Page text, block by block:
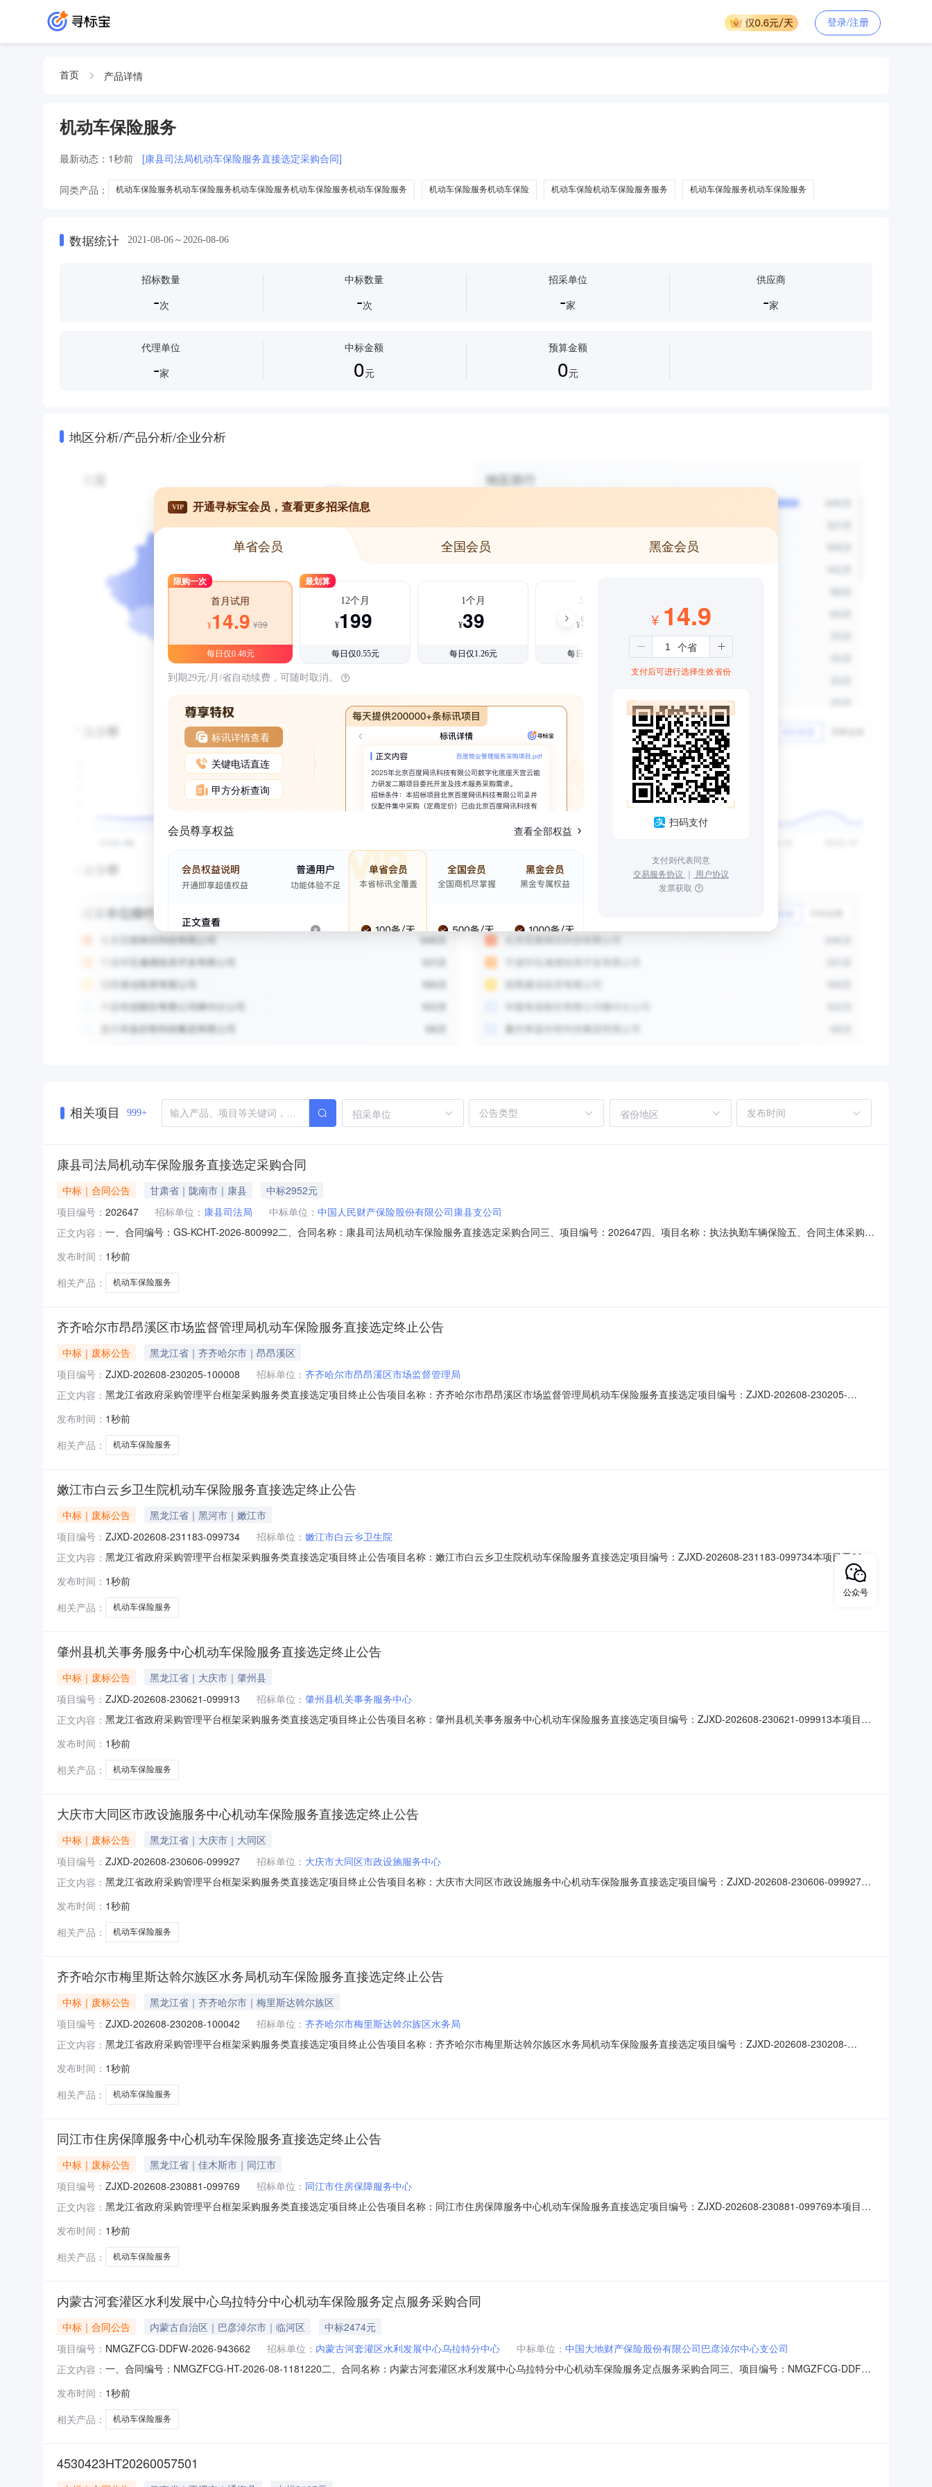
登录/注册
首页 产品详情
机动车保险服务
最新动态： 1秒前 [康县司法局机动车保险服务直接选定采购合同]
同类产品： 机动车保险服务机动车保险服务机动车保险服务机动车保险服务机动车保险服务 机动车保险服务机动车保险 机动车保险机动车保险服务服务 机动车保险服务机动车保险服务
数据统计 2021-08-06～2026-08-06
招标数量
-次
中标数量
-次
招采单位
-家
供应商
-家
代理单位
-家
中标金额
0元
预算金额
0元
地区分析/产品分析/企业分析
VIP 开通寻标宝会员，查看更多招采信息
单省会员 全国会员 黑金会员
限购一次
首月试用
¥14.9 ¥39
每日仅0.48元
最划算
12个月
¥199
每日仅0.55元
1个月
¥39
每日仅1.26元
3个月
¥99
每日仅1.08元
到期29元/月/省自动续费，可随时取消。
标讯详情查看
关键电话直连
甲方分析查询
会员尊享权益 查看全部权益
¥ 14.9
支付后可进行选择生效省份
扫码支付
支付则代表同意
交易服务协议 ｜ 用户协议
发票获取
相关项目 999+ 招采单位 省份地区
康县司法局机动车保险服务直接选定采购合同
中标｜合同公告 甘肃省｜陇南市｜康县
中标2952元
项目编号： 202647 招标单位： 康县司法局 中标单位： 中国人民财产保险股份有限公司康县支公司
正文内容： 一、合同编号：GS-KCHT-2026-800992二、合同名称：康县司法局机动车保险服务直接选定采购合同三、项目编号：202647四、项目名称：执法执勤车辆保险五、合同主体采购人
式：18909398998六、合同主要信息主要标的名称：执法执勤车辆规格型号（或服务要求）：详见合同主要标的数量：1.0000批主要标的单价：2952.0300元合同金额：0
发布时间： 1秒前
相关产品：
机动车保险服务
齐齐哈尔市昂昂溪区市场监督管理局机动车保险服务直接选定终止公告
中标｜废标公告
黑龙江省｜齐齐哈尔市｜昂昂溪区
项目编号： ZJXD-202608-230205-100008 招标单位： 齐齐哈尔市昂昂溪区市场监督管理局
正文内容： 黑龙江省政府采购管理平台框架采购服务类直接选定项目终止公告项目名称：齐齐哈尔市昂昂溪区市场监督管理局机动车保险服务直接选定项目编号：ZJXD-202608-230205-
2026年08月06日
发布时间： 1秒前
相关产品：
机动车保险服务
嫩江市白云乡卫生院机动车保险服务直接选定终止公告
中标｜废标公告
黑龙江省｜黑河市｜嫩江市
项目编号： ZJXD-202608-231183-099734 招标单位： 嫩江市白云乡卫生院
正文内容： 黑龙江省政府采购管理平台框架采购服务类直接选定项目终止公告项目名称：嫩江市白云乡卫生院机动车保险服务直接选定项目编号：ZJXD-202608-231183-099734本项目于2026
发布时间： 1秒前
相关产品：
机动车保险服务
肇州县机关事务服务中心机动车保险服务直接选定终止公告
中标｜废标公告
黑龙江省｜大庆市｜肇州县
项目编号： ZJXD-202608-230621-099913 招标单位： 肇州县机关事务服务中心
正文内容： 黑龙江省政府采购管理平台框架采购服务类直接选定项目终止公告项目名称：肇州县机关事务服务中心机动车保险服务直接选定项目编号：ZJXD-202608-230621-099913本项目于
发布时间： 1秒前
相关产品：
机动车保险服务
大庆市大同区市政设施服务中心机动车保险服务直接选定终止公告
中标｜废标公告
黑龙江省｜大庆市｜大同区
项目编号： ZJXD-202608-230606-099927 招标单位： 大庆市大同区市政设施服务中心
正文内容： 黑龙江省政府采购管理平台框架采购服务类直接选定项目终止公告项目名称：大庆市大同区市政设施服务中心机动车保险服务直接选定项目编号：ZJXD-202608-230606-099927本
08月06日
发布时间： 1秒前
相关产品：
机动车保险服务
齐齐哈尔市梅里斯达斡尔族区水务局机动车保险服务直接选定终止公告
中标｜废标公告
黑龙江省｜齐齐哈尔市｜梅里斯达斡尔族区
项目编号： ZJXD-202608-230208-100042 招标单位： 齐齐哈尔市梅里斯达斡尔族区水务局
正文内容： 黑龙江省政府采购管理平台框架采购服务类直接选定项目终止公告项目名称：齐齐哈尔市梅里斯达斡尔族区水务局机动车保险服务直接选定项目编号：ZJXD-202608-230208-
年08月06日
发布时间： 1秒前
相关产品：
机动车保险服务
同江市住房保障服务中心机动车保险服务直接选定终止公告
中标｜废标公告
黑龙江省｜佳木斯市｜同江市
项目编号： ZJXD-202608-230881-099769 招标单位： 同江市住房保障服务中心
正文内容： 黑龙江省政府采购管理平台框架采购服务类直接选定项目终止公告项目名称：同江市住房保障服务中心机动车保险服务直接选定项目编号：ZJXD-202608-230881-099769本项目于
发布时间： 1秒前
相关产品：
机动车保险服务
内蒙古河套灌区水利发展中心乌拉特分中心机动车保险服务定点服务采购合同
中标｜合同公告 内蒙古自治区｜巴彦淖尔市｜临河区
中标2474元
项目编号： NMGZFCG-DDFW-2026-943662 招标单位： 内蒙古河套灌区水利发展中心乌拉特分中心 中标单位： 中国大地财产保险股份有限公司巴彦淖尔中心支公司
正文内容： 一、合同编号：NMGZFCG-HT-2026-08-1181220二、合同名称：内蒙古河套灌区水利发展中心乌拉特分中心机动车保险服务定点服务采购合同三、项目编号：NMGZFCG-DDFW-
内蒙古自治区_巴彦淖尔市_乌拉特前旗十排所联系方式：13847882868供应商（乙方）：中国大地财产保险股份有限公司巴彦淖尔中心支公司地址：内蒙古自治区巴彦淖尔市
发布时间： 1秒前
相关产品：
机动车保险服务
4530423HT20260057501
公众号